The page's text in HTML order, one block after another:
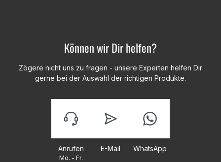
Können wir Dir helfen?
Zögere nicht uns zu fragen - unsere Experten helfen Dir
gerne bei der Auswahl der richtigen Produkte.
Anrufen
Mo. - Fr.
E-Mail WhatsApp